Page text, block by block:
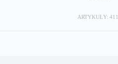
ARTYKUŁY: 411